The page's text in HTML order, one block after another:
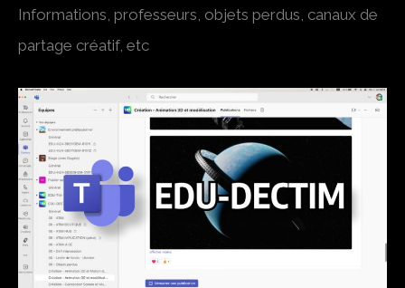
Informations, professeurs, objets perdus, canaux de
partage créatif, etc